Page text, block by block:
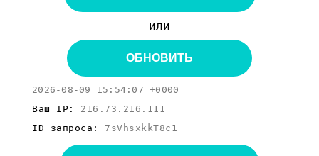
или
ОБНОВИТЬ
2026-08-09 15:54:07 +0000
Ваш IP: 216.73.216.111
ID запроса: 7sVhsxkkT8c1